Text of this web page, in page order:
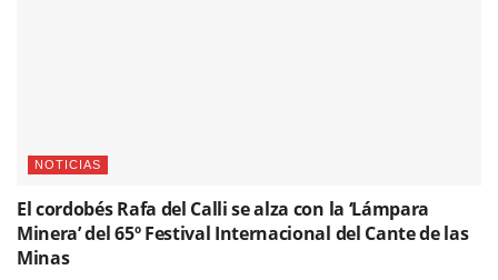
NOTICIAS
El cordobés Rafa del Calli se alza con la ‘Lámpara
Minera’ del 65º Festival Internacional del Cante de las
Minas